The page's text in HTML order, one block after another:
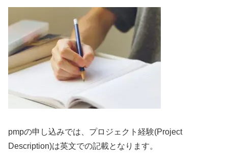
pmpの申し込みでは、プロジェクト経験(Project
Description)は英文での記載となります。